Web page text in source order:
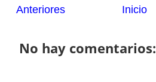
Anteriores Inicio
No hay comentarios: